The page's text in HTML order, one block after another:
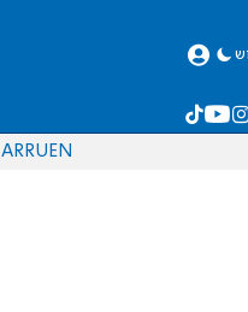
EN
RU
AR